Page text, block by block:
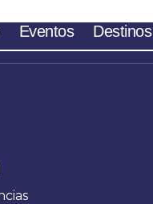
Eventos Destinos